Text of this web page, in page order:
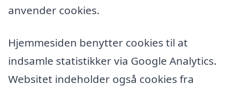
anvender cookies.
Hjemmesiden benytter cookies til at
indsamle statistikker via Google Analytics.
Websitet indeholder også cookies fra